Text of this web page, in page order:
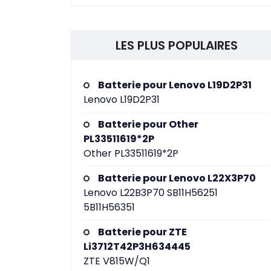
LES PLUS POPULAIRES
Batterie pour Lenovo L19D2P31
Lenovo L19D2P31
Batterie pour Other
PL33511619*2P
Other PL33511619*2P
Batterie pour Lenovo L22X3P70
Lenovo L22B3P70 SB11H56251
5B11H56351
Batterie pour ZTE
Li3712T42P3H634445
ZTE V815W/Q1